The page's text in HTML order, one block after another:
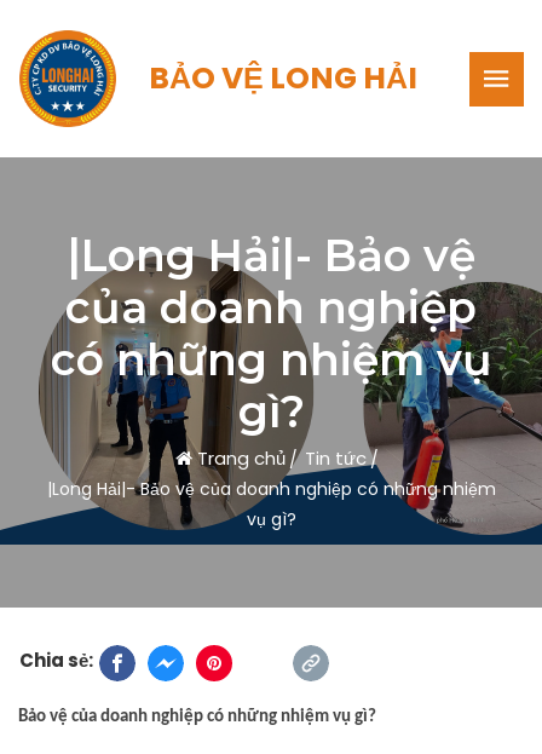
BẢO VỆ LONG HẢI
|Long Hải|- Bảo vệ
của doanh nghiệp
có những nhiệm vụ
gì?
Trang chủ Tin tức
|Long Hải|- Bảo vệ của doanh nghiệp có những nhiệm
vụ gì?
Chia sẻ:
Bảo vệ của doanh nghiệp có những nhiệm vụ gì?